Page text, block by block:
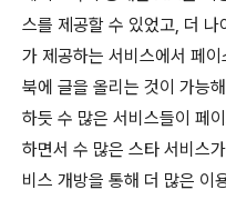
스를 제공할 수 있었고, 더
가 제공하는 서비스에서 페
북에 글을 올리는 것이 가능
하듯 수 많은 서비스들이 페
하면서 수 많은 스타 서비스
비스 개방을 통해 더 많은 이